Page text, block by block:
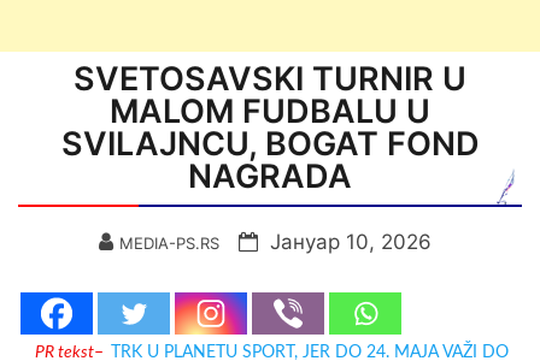
SVETOSAVSKI TURNIR U
MALOM FUDBALU U
SVILAJNCU, BOGAT FOND
NAGRADA
MEDIA-PS.RS Јануар 10, 2026
PR tekst–
TRK U PLANETU SPORT, JER DO 24. MAJA VAŽI DO